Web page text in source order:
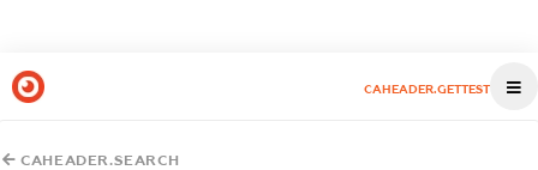
CAHEADER.GETTEST
CAHEADER.SEARCH